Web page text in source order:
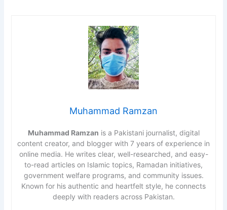
Muhammad Ramzan
Muhammad Ramzan is a Pakistani journalist, digital
content creator, and blogger with 7 years of experience in
online media. He writes clear, well-researched, and easy-
to-read articles on Islamic topics, Ramadan initiatives,
government welfare programs, and community issues.
Known for his authentic and heartfelt style, he connects
deeply with readers across Pakistan.